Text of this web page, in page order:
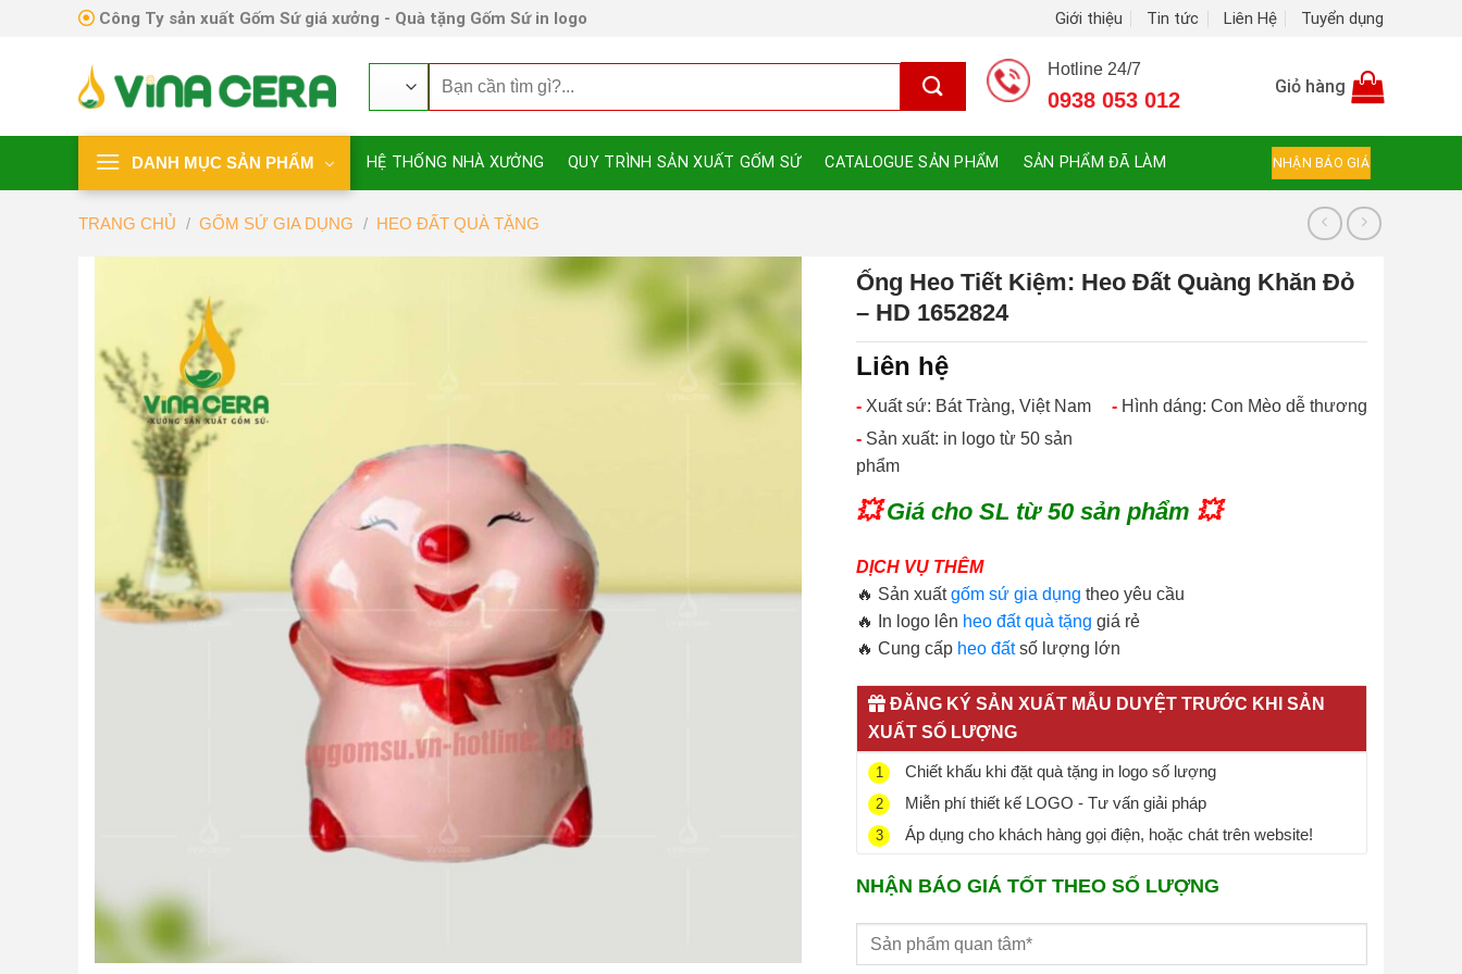
Công Ty sản xuất Gốm Sứ giá xưởng - Quà tặng Gốm Sứ in logo Giới thiệu Tin tức Liên Hệ Tuyển dụng
kiếm:
Hotline 24/7
0938 053 012
Giỏ hàng
DANH MỤC SẢN PHẨM HỆ THỐNG NHÀ XƯỞNG QUY TRÌNH SẢN XUẤT GỐM SỨ CATALOGUE SẢN PHẨM SẢN PHẨM ĐÃ LÀM NHẬN BÁO GIÁ
TRANG CHỦ / GỐM SỨ GIA DỤNG / HEO ĐẤT QUÀ TẶNG
Ống Heo Tiết Kiệm: Heo Đất Quàng Khăn Đỏ
– HD 1652824
Liên hệ
Xuất sứ: Bát Tràng, Việt Nam
Hình dáng: Con Mèo dễ thương
Sản xuất: in logo từ 50 sản
phẩm
💥Giá cho SL từ 50 sản phẩm 💥
DỊCH VỤ THÊM
🔥 Sản xuấtgốm sứ gia dụng theo yêu cầu
🔥 In logo lên heo đất quà tặng giá rẻ
🔥 Cung cấp heo đấtsố lượng lớn
ĐĂNG KÝ SẢN XUẤT MẪU DUYỆT TRƯỚC KHI SẢN
XUẤT SỐ LƯỢNG
1 Chiết khấu khi đặt quà tặng in logo số lượng
2 Miễn phí thiết kế LOGO - Tư vấn giải pháp
3 Áp dụng cho khách hàng gọi điện, hoặc chát trên website!
NHẬN BÁO GIÁ TỐT THEO SỐ LƯỢNG